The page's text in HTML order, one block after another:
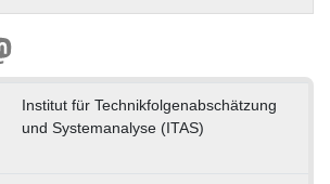
Institut für Technikfolgenabschätzung
und Systemanalyse (ITAS)